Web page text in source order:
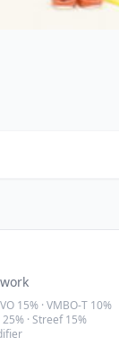
15% · VMBO-T 10%
· Streef 15%